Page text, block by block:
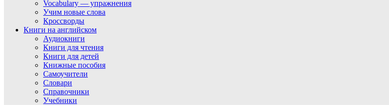
Vocabulary — упражнения
Учим новые слова
Кроссворды
Книги на английском
Аудиокниги
Книги для чтения
Книги для детей
Книжные пособия
Самоучители
Словари
Справочники
Учебники